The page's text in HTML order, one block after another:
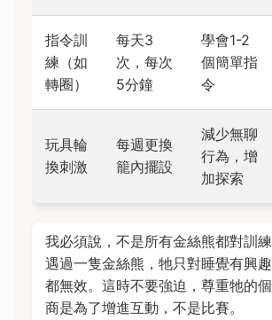
指令訓
練（如
轉圈）
每天3
次，每次
5分鐘
學會1-2
個簡單指
令
玩具輪
換刺激
每週更換
籠內擺設
減少無聊
行為，增
加探索
我必須說，不是所有金絲熊都對訓
遇過一隻金絲熊，牠只對睡覺有興
都無效。這時不要強迫，尊重牠的
商是為了增進互動，不是比賽。